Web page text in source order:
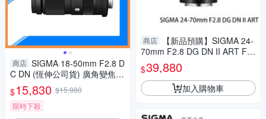
商店 SIGMA 18-50mm F2.8 D
C DN (恆伸公司貨) 廣角變焦鏡
頭 旅遊鏡 APS-C
$15,830 $15,980
限時下殺
商店
【新品預購】SIGMA 24-
70mm F2.8 DG DN II ART For
SONY E接環 恆伸公司貨 無反
專用 德寶光學 大三元
$39,880
加入購物車